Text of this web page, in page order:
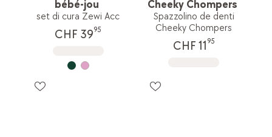
bébé-jou
set di cura Zewi Acc
CHF 3995
Cheeky Chompers
Spazzolino de denti
Cheeky Chompers
CHF 11 95